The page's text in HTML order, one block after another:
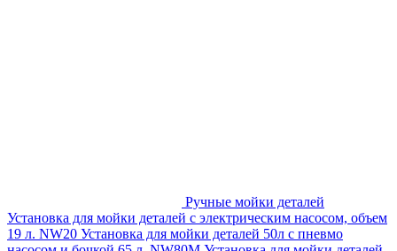
Ручные мойки деталей
Установка для мойки деталей с электрическим насосом, объем
19 л. NW20 Установка для мойки деталей 50л с пневмо